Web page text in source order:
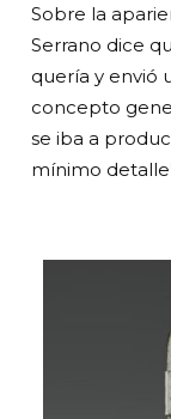
Sobre la
Serrano dice
quería y envió
concepto
se iba a
mínimo